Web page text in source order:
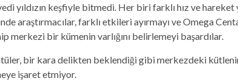
yıldızın keşfiyle bitmedi. Her biri farklı hız ve hareket
araştırmacılar, farklı etkileri ayırmayı ve Omega
merkezi bir kümenin varlığını belirlemeyi başardılar.
bir kara delikten beklendiği gibi merkezdeki
işaret etmiyor.